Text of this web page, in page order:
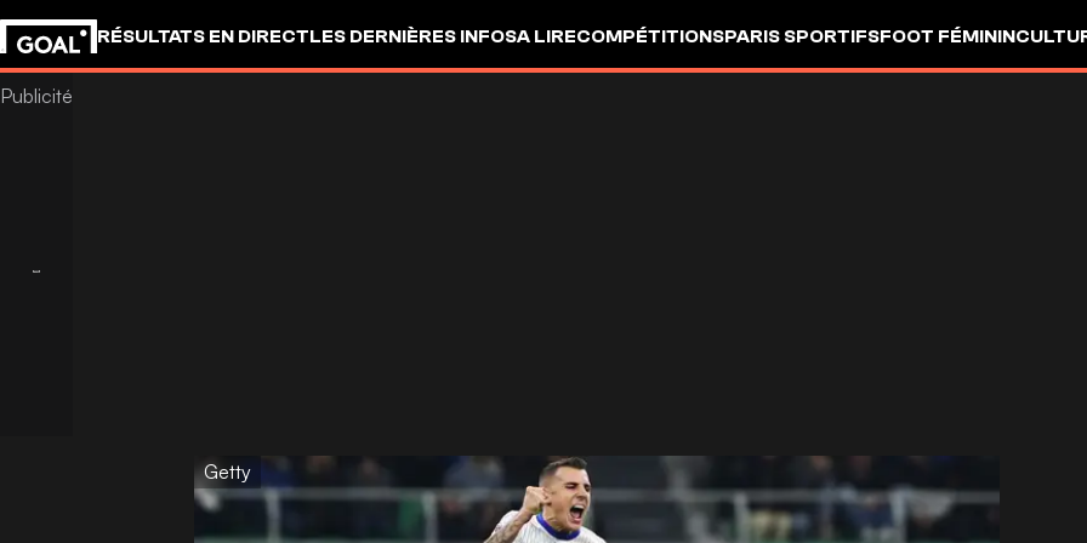
RÉSULTATS EN DIRECTLES DERNIÈRES INFOSA LIRECOMPÉTITIONSPARIS SPORTIFSFOOT FÉMININ
Getty